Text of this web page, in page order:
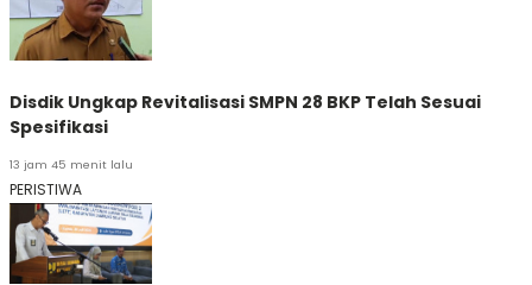
Disdik Ungkap Revitalisasi SMPN 28 BKP Telah Sesuai
Spesifikasi
13 jam 45 menit lalu
PERISTIWA